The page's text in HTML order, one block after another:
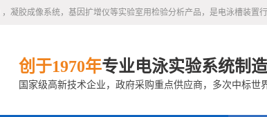
凝胶成像系统，基因扩增仪等实验室用检验分析产品，是电泳槽装置
创于1970年专业电泳实验系统制
国家级高新技术企业，政府采购重点供应商，多次中标世